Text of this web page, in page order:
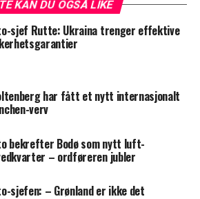
KAN DU OGSÅ LIKE
sjef Rutte: Ukraina trenger effektive
har fått et nytt internasjonalt
verv
bekrefter Bodø som nytt luft-
– ordføreren jubler
sjefen: – Grønland er ikke det